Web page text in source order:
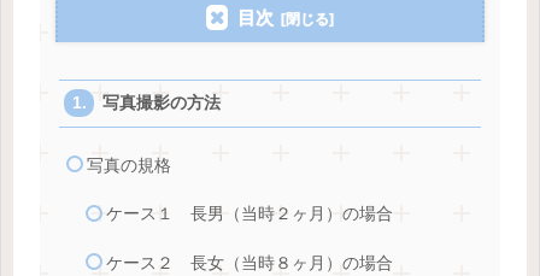
目次
写真撮影の方法
写真の規格
ケース１ 長男（当時２ヶ月）の場合
ケース２ 長女（当時８ヶ月）の場合